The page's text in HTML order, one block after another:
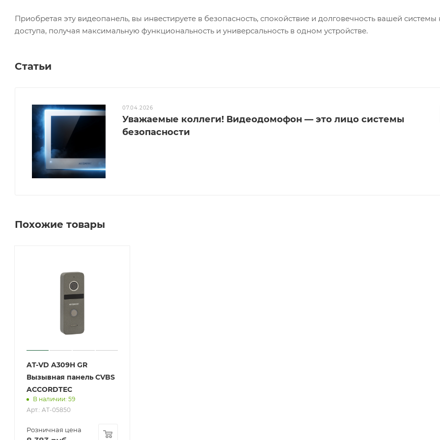
Приобретая эту видеопанель, вы инвестируете в безопасность, спокойствие и долговечность вашей системы
доступа, получая максимальную функциональность и универсальность в одном устройстве.
Статьи
07.04.2026
Уважаемые коллеги! Видеодомофон — это лицо системы
безопасности
Похожие товары
AT-VD A309H GR
Вызывная панель CVBS
ACCORDTEC
В наличии: 59
Арт.: AT-05850
Розничная цена